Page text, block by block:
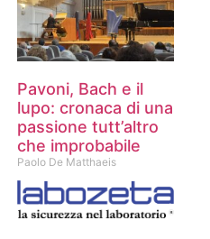
Pavoni, Bach e il
lupo: cronaca di una
passione tutt’altro
che improbabile
Paolo De Matthaeis